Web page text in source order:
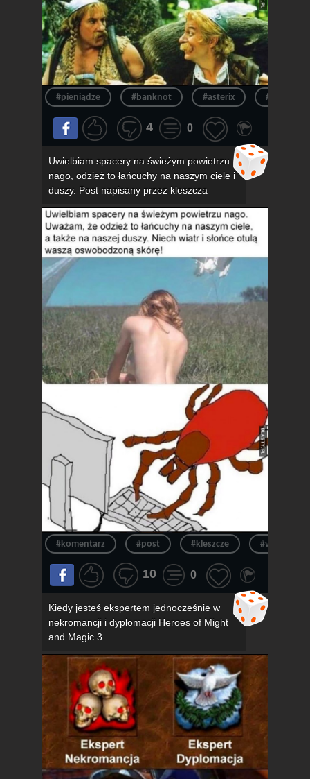
#pieniądze #banknot #asterix #pieniądz
4 0
Uwielbiam spacery na świeżym powietrzu
nago, odzież to łańcuchy na naszym ciele i
duszy. Post napisany przez kleszcza
#komentarz #post #kleszcze #wpis
10 0
Kiedy jesteś ekspertem jednocześnie w
nekromancji i dyplomacji Heroes of Might
and Magic 3